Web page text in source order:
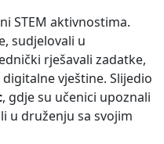
STEM aktivnostima.
sudjelovali u
rješavali zadatke,
vještine. Slijedio
, gdje su učenici upoznali
u druženju sa svojim